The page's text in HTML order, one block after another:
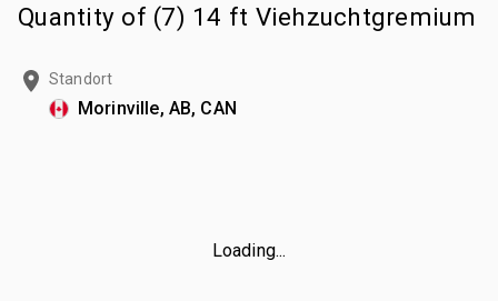
Quantity of (7) 14 ft Viehzuchtgremium
Standort
Morinville, AB, CAN
Loading...